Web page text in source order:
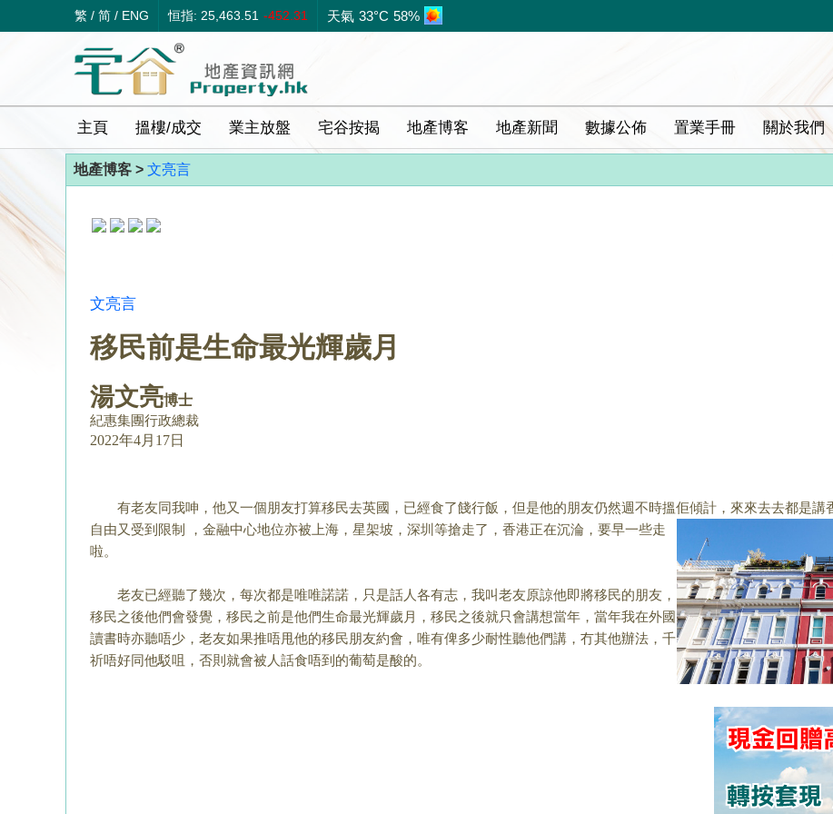
繁 / 简 / ENG 恒指: 25,463.51 -452.31 天氣 33°C 58%
主頁 搵樓/成交 業主放盤 宅谷按揭 地產博客 地產新聞 數據公佈 置業手冊 關於我們
地產博客 > 文亮言
文亮言
移民前是生命最光輝歲月
湯文亮博士
紀惠集團行政總裁
2022年4月17日
有老友同我呻，他又一個朋友打算移民去英國，已經食了餞行飯，但是他的朋友仍然週不時搵佢傾計，來來去去都是講
自由又受到限制 ，金融中心地位亦被上海，星架坡，深圳等搶走了，香港正在沉淪， 要早一些走
啦。
老友已經聽了幾次，每次都是唯唯諾諾，只是話人各有志，我叫老友原諒他即將移民的朋友，
移民之後他們會發覺，移民之前是他們生命最光輝歲月，移民之後就只會講想當年，當年我在外國
讀書時亦聽唔少，老友如果推唔甩他的移民朋友約會， 唯有俾多少耐性聽他們講，冇其他辦法，千
祈唔好同他駁咀， 否則就會被人話食唔到的葡萄是酸的。